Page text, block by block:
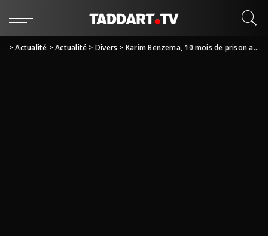
>Actualité >Actualité > Divers > Karim Benzema, 10 mois de prison avec sursis et 75 000 euros d’amende